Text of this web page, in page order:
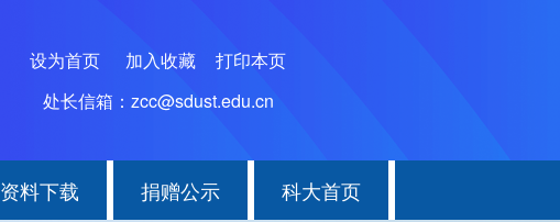
设为首页 加入收藏
打印本页
处长信箱：zcc@sdust.edu.cn
资料下载 捐赠公示 科大首页